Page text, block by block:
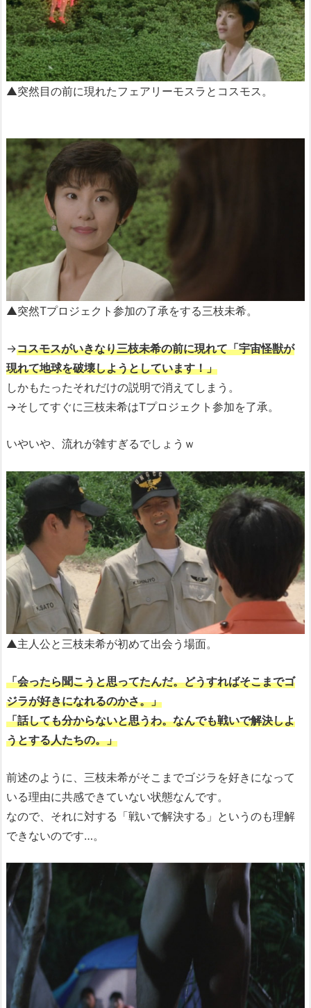
▲突然目の前に現れたフェアリーモスラとコスモス。
▲突然Tプロジェクト参加の了承をする三枝未希。
→コスモスがいきなり三枝未希の前に現れて「宇宙怪獣が
現れて地球を破壊しようとしています！」
しかもたったそれだけの説明で消えてしまう。
→そしてすぐに三枝未希はTプロジェクト参加を了承。
いやいや、流れが雑すぎるでしょうｗ
▲主人公と三枝未希が初めて出会う場面。
「会ったら聞こうと思ってたんだ。どうすればそこまでゴ
ジラが好きになれるのかさ。」
「話しても分からないと思うわ。なんでも戦いで解決しよ
うとする人たちの。」
前述のように、三枝未希がそこまでゴジラを好きになって
いる理由に共感できていない状態なんです。
なので、それに対する「戦いで解決する」というのも理解
できないのです…。